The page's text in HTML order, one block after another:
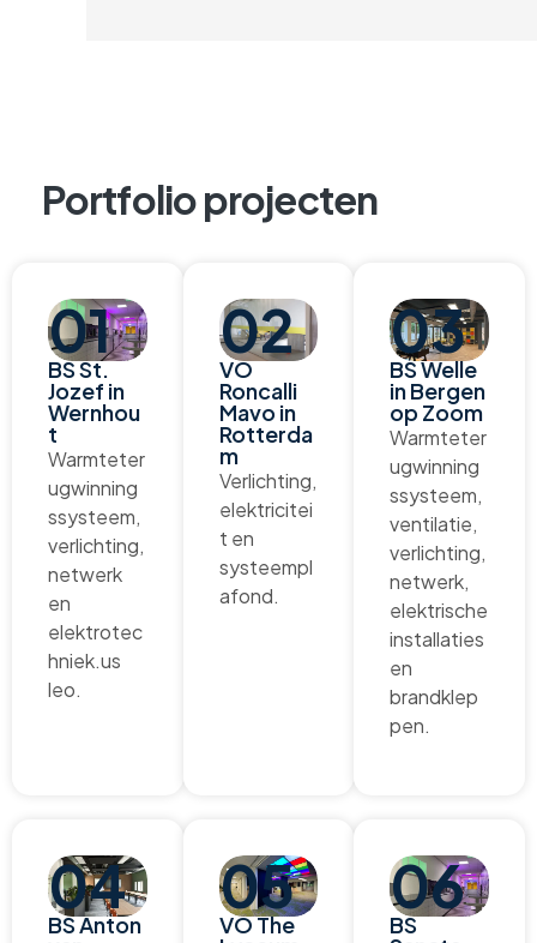
Portfolio projecten
01
BS St.
Jozef in
Wernhou
t
Warmteter
ugwinning
ssysteem,
verlichting,
netwerk
en
elektrotec
hniek.us
leo.
02
VO
Roncalli
Mavo in
Rotterda
m
Verlichting,
elektricitei
t en
systeempl
afond.
03
BS Welle
in Bergen
op Zoom
Warmteter
ugwinning
ssysteem,
ventilatie,
verlichting,
netwerk,
elektrische
installaties
en
brandklep
pen.
04
BS Anton
05
VO The
06
BS